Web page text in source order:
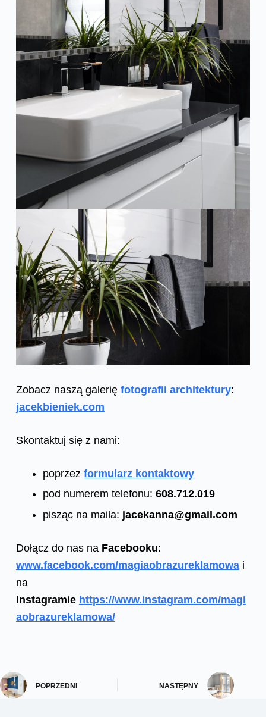
Zobacz naszą galerię fotografii architektury:
jacekbieniek.com
Skontaktuj się z nami:
poprzez formularz kontaktowy
pod numerem telefonu: 608.712.019
pisząc na maila: jacekanna@gmail.com
Dołącz do nas na Facebooku:
www.facebook.com/magiaobrazureklamowai
na
Instagramie https://www.instagram.com/magi
aobrazureklamowa/
POPRZEDNI NASTĘPNY